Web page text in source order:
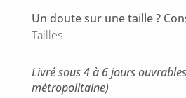
Un doute sur une taille ?
Tailles
Livré sous 4 à 6 jours
métropolitaine)